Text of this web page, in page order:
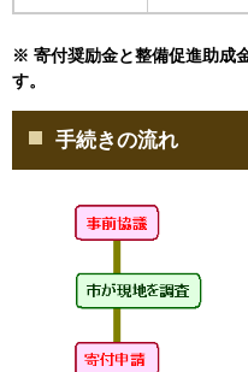
※ 寄付奨励金と整備促進助成
す。
手続きの流れ